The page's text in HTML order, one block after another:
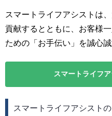
スマートライフアシストは
貢献するとともに、お客様
ための「お手伝い」を誠心
スマートライフ
スマートライフアシストの